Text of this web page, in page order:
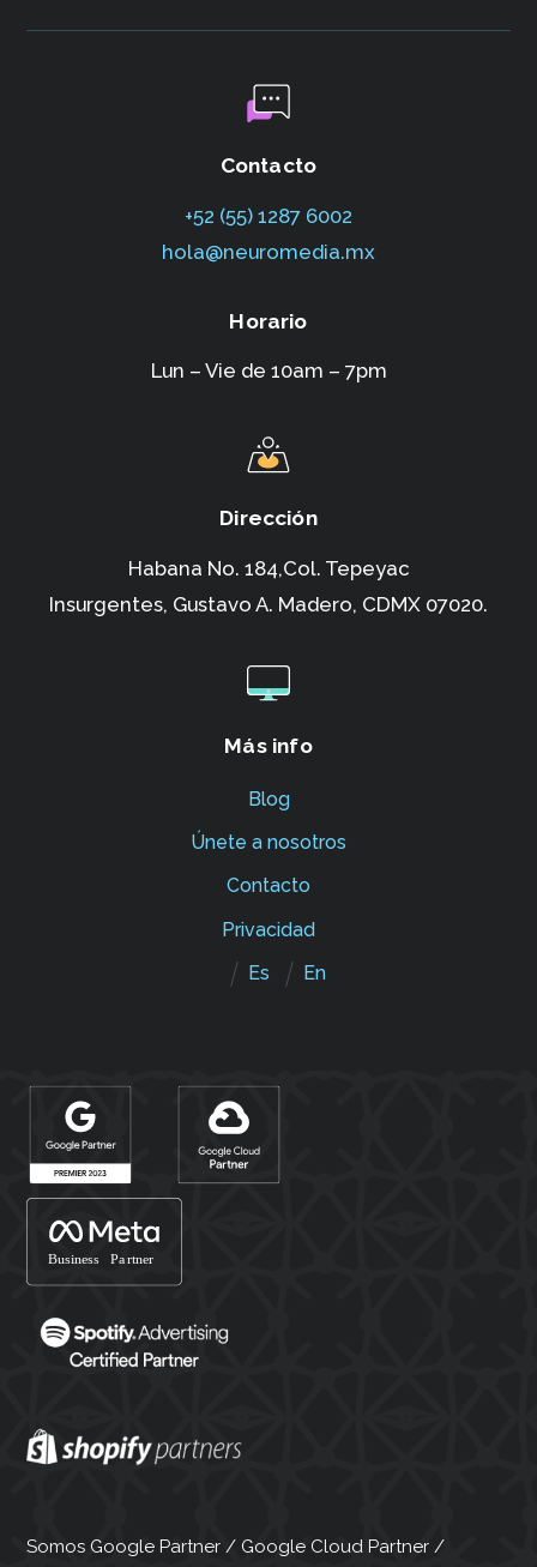
Contacto
+52 (55) 1287 6002‬
hola@neuromedia.mx
Horario
Lun – Vie de 10am – 7pm
Dirección
Habana No. 184,Col. Tepeyac
Insurgentes, Gustavo A. Madero, CDMX 07020.
Más info
Blog
Únete a nosotros
Contacto
Privacidad
Es
En
Somos Google Partner / Google Cloud Partner /